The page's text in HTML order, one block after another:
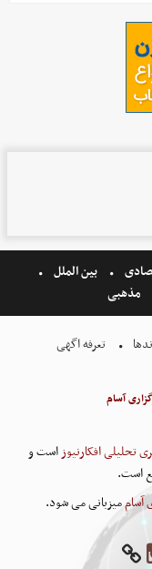
بین الملل
مذهبی
تعرفه اگهی
آسام
تحلیلی افکارنیوزاست و
است.
آساممیزبانی می شود.